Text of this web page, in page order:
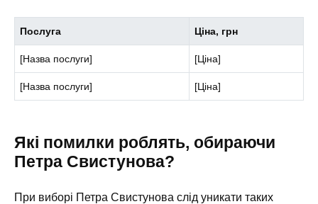
Послуга Ціна, грн
[Назва послуги] [Ціна]
[Назва послуги] [Ціна]
Які помилки роблять, обираючи
Петра Свистунова?
При виборі Петра Свистунова слід уникати таких